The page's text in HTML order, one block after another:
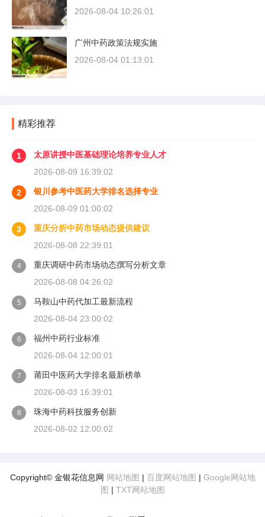
2026-08-04 10:26:01
广州中药政策法规实施
2026-08-04 01:13:01
精彩推荐
1
太原讲授中医基础理论培养专业人才
2026-08-09 16:39:02
2
银川参考中医药大学排名选择专业
2026-08-09 01:00:02
3
重庆分析中药市场动态提供建议
2026-08-08 22:39:01
4
重庆调研中药市场动态撰写分析文章
2026-08-08 04:26:02
5
马鞍山中药代加工最新流程
2026-08-04 23:00:02
6
福州中药行业标准
2026-08-04 12:00:01
7
莆田中医药大学排名最新榜单
2026-08-03 16:39:01
8
珠海中药科技服务创新
2026-08-02 12:00:02
Copyright© 金银花信息网 网站地图 | 百度网站地图 | Google网站地
图 | TXT网站地图